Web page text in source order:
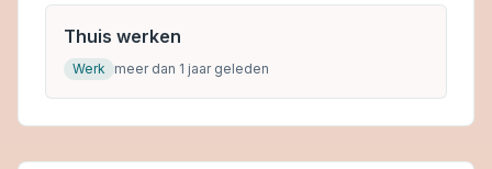
Thuis werken
Werk meer dan 1 jaar geleden